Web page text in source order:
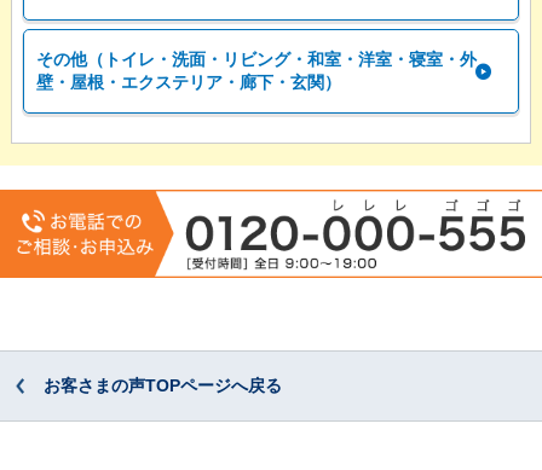
その他（トイレ・洗面・リビング・和室・洋室・寝室・外
壁・屋根・エクステリア・廊下・玄関）
お客さまの声TOPページへ戻る